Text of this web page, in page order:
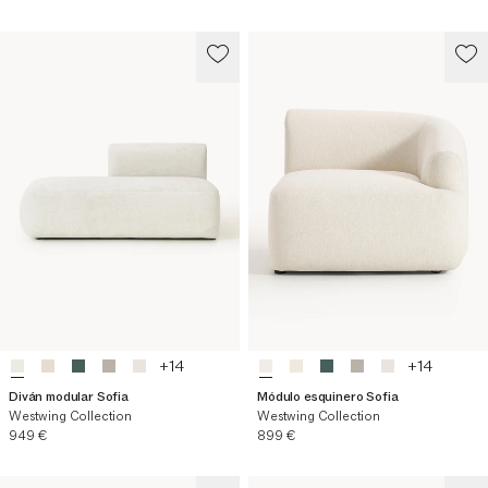
+14
Diván modular Sofia
Westwing Collection
Precio actual
949 €
+14
Módulo esquinero Sofia
Westwing Collection
Precio actual
899 €